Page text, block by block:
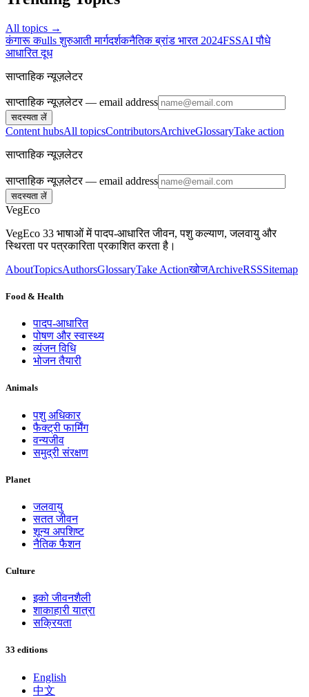
All topics →
कंगारू कulls शुरुआती मार्गदर्शकनैतिक ब्रांड भारत 2024FSSAI पौधे
आधारित दूध
साप्ताहिक न्यूज़लेटर
साप्ताहिक न्यूज़लेटर— email address
सदस्यता लें
Content hubsAll topicsContributorsArchiveGlossaryTake action
साप्ताहिक न्यूज़लेटर
साप्ताहिक न्यूज़लेटर— email address
सदस्यता लें
VegEco
VegEco 33 भाषाओं में पादप-आधारित जीवन, पशु कल्याण, जलवायु और
स्थिरता पर पत्रकारिता प्रकाशित करता है।
AboutTopicsAuthorsGlossaryTake ActionखोजArchiveRSSSitemap
Food & Health
पादप-आधारित
पोषण और स्वास्थ्य
व्यंजन विधि
भोजन तैयारी
Animals
पशु अधिकार
फैक्ट्री फार्मिंग
वन्यजीव
समुद्री संरक्षण
Planet
जलवायु
सतत जीवन
शून्य अपशिष्ट
नैतिक फैशन
Culture
इको जीवनशैली
शाकाहारी यात्रा
सक्रियता
33 editions
English
中文